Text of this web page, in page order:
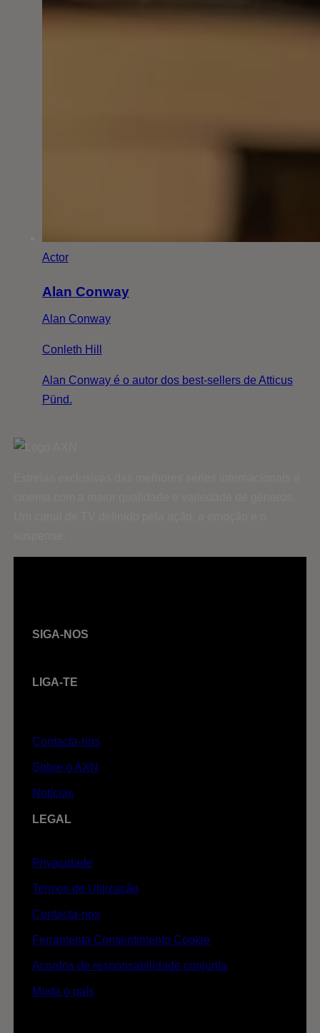
Actor
Alan Conway
Alan Conway
Conleth Hill
Alan Conway é o autor dos best-sellers de Atticus
Pünd.
SIGA-NOS
LIGA-TE
Contacta-nos
Sobre o AXN
Notícias
LEGAL
Privacidade
Termos de Utilização
Contacta-nos
Ferramenta Consentimento Cookie
Acordos de responsabilidade conjunta
Muda o país